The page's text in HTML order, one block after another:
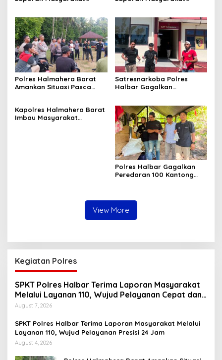
Responsif
Polres Halmahera Barat
Amankan Situasi Pasca
Satresnarkoba Polres
Halbar Gagalkan
Barang Bukti
Kapolres Halmahera Barat
Imbau Masyarakat
Polres Halbar Gagalkan
Peredaran 100 Kantong
Tosoa
View More
Kegiatan Polres
SPKT Polres Halbar Terima Laporan Masyarakat
Melalui Layanan 110, Wujud Pelayanan Cepat dan
Responsif
August 7, 2026
SPKT Polres Halbar Terima Laporan Masyarakat Melalui
Layanan 110, Wujud Pelayanan Presisi 24 Jam
August 4, 2026